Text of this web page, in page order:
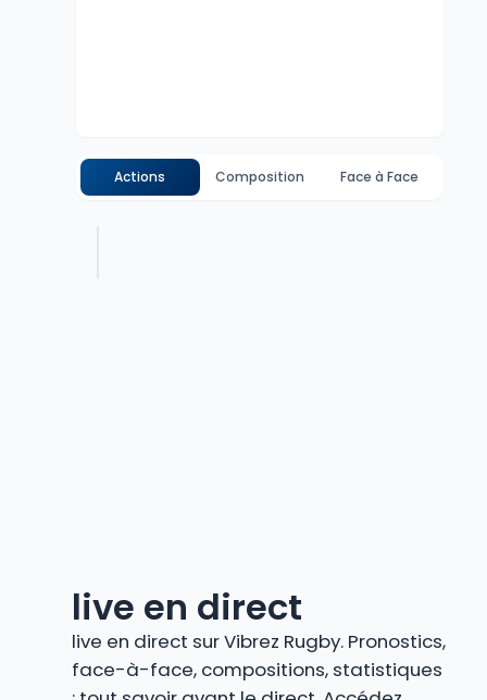
Actions Composition Face à Face
live en direct
live en direct sur Vibrez Rugby. Pronostics,
face-à-face, compositions, statistiques